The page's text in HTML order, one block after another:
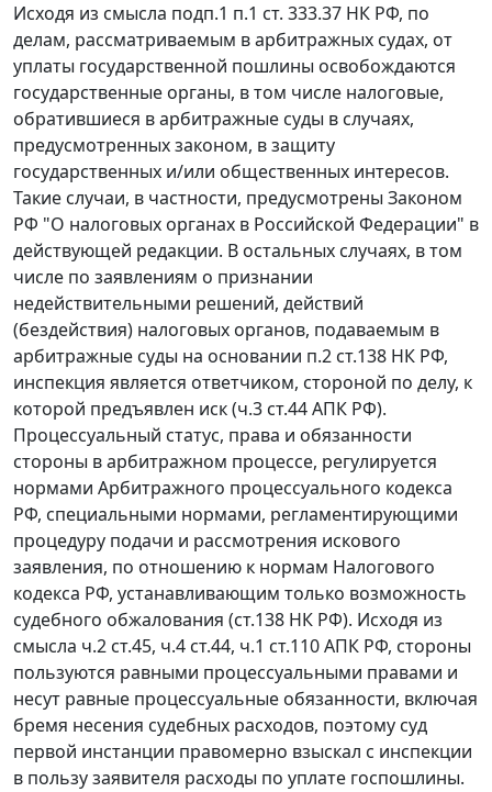
Исходя из смысла подп.1 п.1 ст. 333.37 НК РФ, по
делам, рассматриваемым в арбитражных судах, от
уплаты государственной пошлины освобождаются
государственные органы, в том числе налоговые,
обратившиеся в арбитражные суды в случаях,
предусмотренных законом, в защиту
государственных и/или общественных интересов.
Такие случаи, в частности, предусмотрены Законом
РФ "О налоговых органах в Российской Федерации" в
действующей редакции. В остальных случаях, в том
числе по заявлениям о признании
недействительными решений, действий
(бездействия) налоговых органов, подаваемым в
арбитражные суды на основании п.2 ст.138 НК РФ,
инспекция является ответчиком, стороной по делу, к
которой предъявлен иск (ч.3 ст.44АПК РФ).
Процессуальный статус, права и обязанности
стороны в арбитражном процессе, регулируется
нормами Арбитражного процессуального кодекса
РФ, специальными нормами, регламентирующими
процедуру подачи и рассмотрения искового
заявления, по отношению к нормам Налогового
кодекса РФ, устанавливающим только возможность
судебного обжалования (ст.138 НК РФ). Исходя из
смысла ч.2 ст.45, ч.4 ст.44, ч.1 ст.110АПК РФ, стороны
пользуются равными процессуальными правами и
несут равные процессуальные обязанности, включая
бремя несения судебных расходов, поэтому суд
первой инстанции правомерно взыскал с инспекции
в пользу заявителя расходы по уплате госпошлины.